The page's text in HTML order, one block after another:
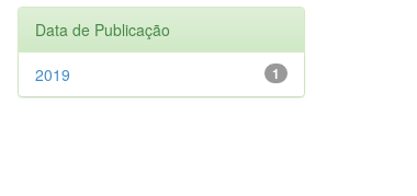
Data de Publicação
1
2019